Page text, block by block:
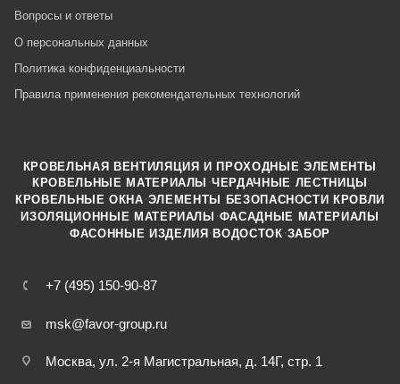
Вопросы и ответы
О персональных данных
Политика конфиденциальности
Правила применения рекомендательных технологий
+7 (495) 150-90-87
msk@favor-group.ru
Москва, ул. 2-я Магистральная, д. 14Г, стр. 1
КРОВЕЛЬНАЯ ВЕНТИЛЯЦИЯ И ПРОХОДНЫЕ ЭЛЕМЕНТЫ
КРОВЕЛЬНЫЕ МАТЕРИАЛЫ ·ЧЕРДАЧНЫЕ ЛЕСТНИЦЫ
КРОВЕЛЬНЫЕ ОКНА ·ЭЛЕМЕНТЫ БЕЗОПАСНОСТИ КРОВЛИ
ИЗОЛЯЦИОННЫЕ МАТЕРИАЛЫ ·ФАСАДНЫЕ МАТЕРИАЛЫ
ФАСОННЫЕ ИЗДЕЛИЯ ·ВОДОСТОК ·ЗАБОР